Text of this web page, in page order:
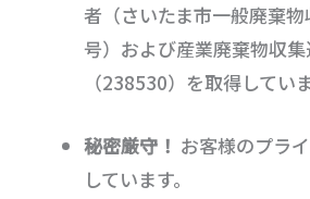
者（さいたま市一般廃棄
号）および産業廃棄物収
（238530）を取得していま
秘密厳守！ お客様のプラ
しています。